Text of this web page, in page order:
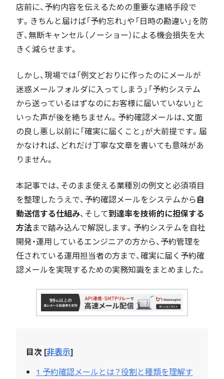
店前に、予約内容を伝えるための重要な連絡手段で
す。きちんと届けば「予約忘れ」や「日時の勘違い」を防
ぎ、無断キャンセル（ノーショー）による機会損失を大
きく減らせます。
しかし、現場では「例文どおりに作ったのにメールが
迷惑メールフォルダに入ってしまう」「予約システム
から送っているはずなのにお客様に届いていない」と
いった声が後を絶ちません。予約確認メールは、文面
の良し悪し以前に「確実に届くこと」が大前提です。届
かなければ、どれだけ丁寧な文章を書いても意味があ
りません。
本記事では、そのまま使える業種別の例文と必須項目
を整理したうえで、予約確認メールをシステムから自
動送信する仕組み、そして到達率を技術的に担保する
方法まで踏み込んで解説します。予約システムを自社
開発・運用しているエンジニアの方から、予約管理を
任されている運用担当者の方まで、確実に届く予約確
認メールを実現するための実務知識をまとめました。
目次 [非表示]
1 予約確認メールとは？役割と種類を理解す